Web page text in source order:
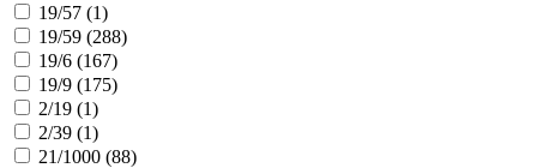
19/57 (1)
19/59 (288)
19/6 (167)
19/9 (175)
2/19 (1)
2/39 (1)
21/1000 (88)